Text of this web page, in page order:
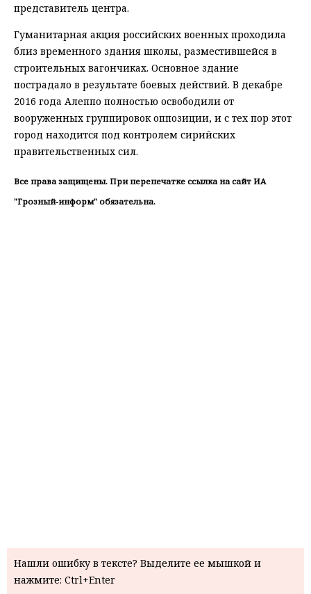
представитель центра.
Гуманитарная акция российских военных проходила
близ временного здания школы, разместившейся в
строительных вагончиках. Основное здание
пострадало в результате боевых действий. В декабре
2016 года Алеппо полностью освободили от
вооруженных группировок оппозиции, и с тех пор этот
город находится под контролем сирийских
правительственных сил.
Все права защищены. При перепечатке ссылка на сайт ИА
"Грозный-информ" обязательна.
Нашли ошибку в тексте? Выделите ее мышкой и
нажмите: Ctrl+Enter